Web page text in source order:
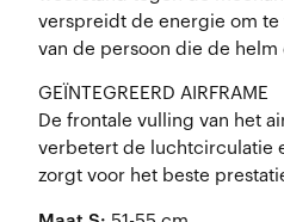
verspreidt de energie om
van de persoon die de helm
GEÏNTEGREERD AIRFRAME
De frontale vulling van het
verbetert de luchtcirculatie
zorgt voor het beste